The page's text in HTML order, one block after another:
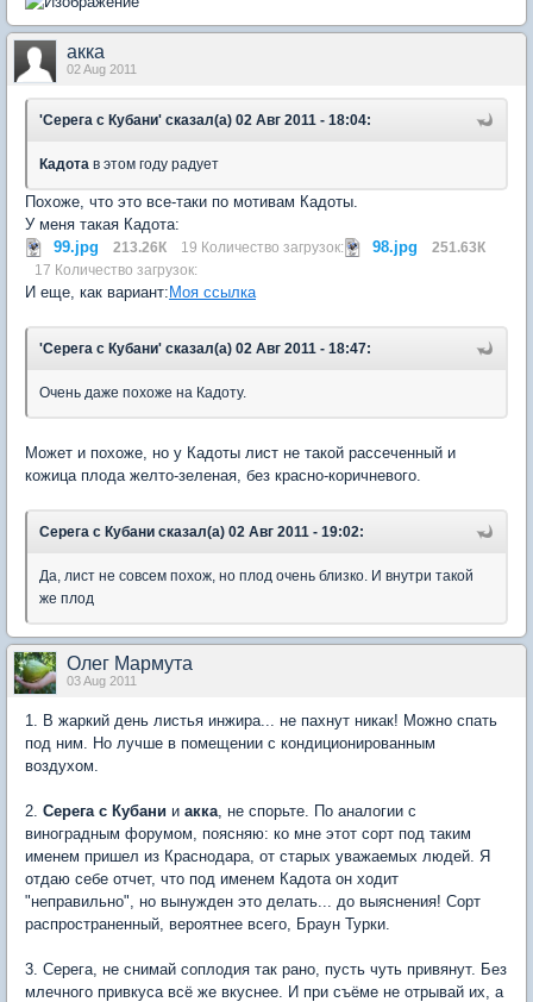
акка
02 Aug 2011
'Серега с Кубани' сказал(а) 02 Авг 2011 - 18:04:
Кадота в этом году радует
Похоже, что это все-таки по мотивам Кадоты.
У меня такая Кадота:
99.jpg
213.26К 19 Количество загрузок: 98.jpg
251.63К
17 Количество загрузок:
И еще, как вариант:Моя ссылка
'Серега с Кубани' сказал(а) 02 Авг 2011 - 18:47:
Очень даже похоже на Кадоту.
Может и похоже, но у Кадоты лист не такой рассеченный и
кожица плода желто-зеленая, без красно-коричневого.
Серега с Кубани сказал(а) 02 Авг 2011 - 19:02:
Да, лист не совсем похож, но плод очень близко. И внутри такой
же плод
Олег Мармута
03 Aug 2011
1. В жаркий день листья инжира... не пахнут никак! Можно спать
под ним. Но лучше в помещении с кондиционированным
воздухом.
2. Серега с Кубани и акка , не спорьте. По аналогии с
виноградным форумом, поясняю: ко мне этот сорт под таким
именем пришел из Краснодара, от старых уважаемых людей. Я
отдаю себе отчет, что под именем Кадота он ходит
"неправильно", но вынужден это делать... до выяснения! Сорт
распространенный, вероятнее всего, Браун Турки.
3. Серега, не снимай соплодия так рано, пусть чуть привянут. Без
млечного привкуса всё же вкуснее. И при съёме не отрывай их, а